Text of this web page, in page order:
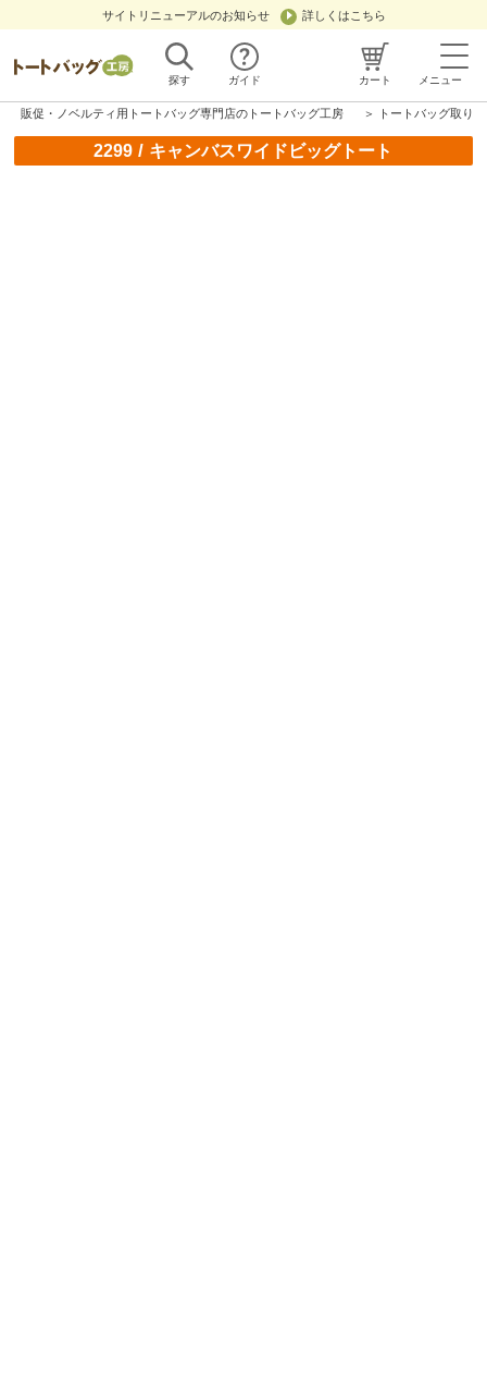
サイトリニューアルのお知らせ 詳しくはこちら
探す ガイド カート メニュー
販促・ノベルティ用トートバッグ専門店のトートバッグ工房 ＞ トートバッグ取り
2299 / キャンバスワイドビッグトート